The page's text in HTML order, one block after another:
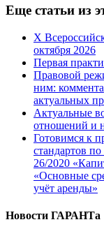
Еще статьи из
Х
октября 2026
Первая
Правовой
ним:
актуальных
Актуальные
отношений и
Готовимся к
стандартов
26/2020
«Основные
учёт аренды»
Новости ГАРАНТа